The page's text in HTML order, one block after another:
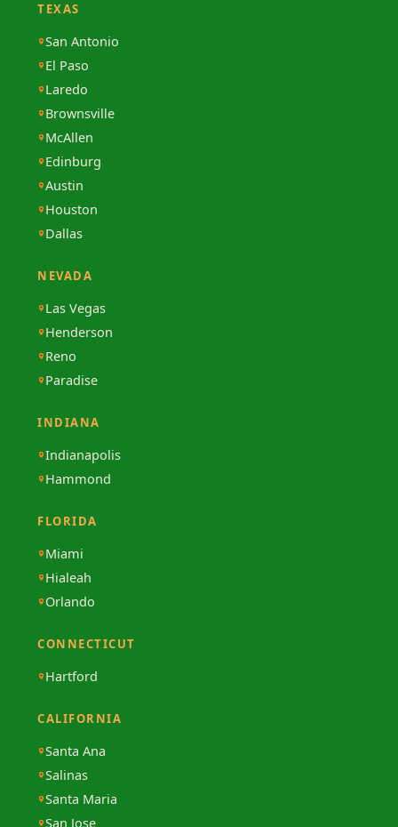
TEXAS
San Antonio
El Paso
Laredo
Brownsville
McAllen
Edinburg
Austin
Houston
Dallas
NEVADA
Las Vegas
Henderson
Reno
Paradise
INDIANA
Indianapolis
Hammond
FLORIDA
Miami
Hialeah
Orlando
CONNECTICUT
Hartford
CALIFORNIA
Santa Ana
Salinas
Santa Maria
San Jose